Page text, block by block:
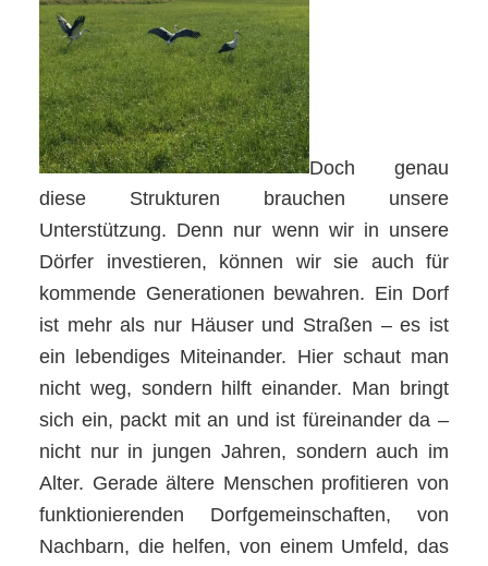
Doch genau
diese Strukturen brauchen unsere
Unterstützung. Denn nur wenn wir in unsere
Dörfer investieren, können wir sie auch für
kommende Generationen bewahren. Ein Dorf
ist mehr als nur Häuser und Straßen – es ist
ein lebendiges Miteinander. Hier schaut man
nicht weg, sondern hilft einander. Man bringt
sich ein, packt mit an und ist füreinander da –
nicht nur in jungen Jahren, sondern auch im
Alter. Gerade ältere Menschen profitieren von
funktionierenden Dorfgemeinschaften, von
Nachbarn, die helfen, von einem Umfeld, das